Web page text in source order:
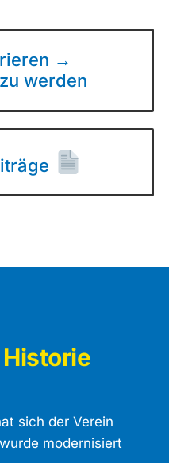
→
werden
Historie
sich der Verein
modernisiert